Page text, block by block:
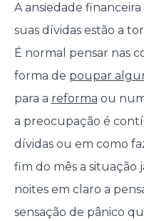
A ansiedade
suas dívidas estão a
É normal pensar nas
forma de poupar
para a reforma ou
a preocupação é
dívidas ou em como
fim do mês a situação
noites em claro a
sensação de pânico